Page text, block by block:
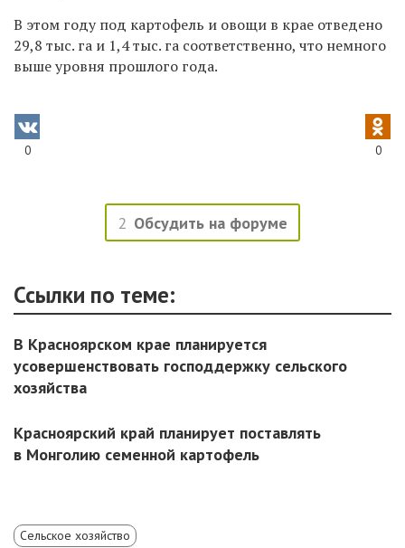
В этом году под картофель и овощи в крае отведено
29,8 тыс. га и 1,4 тыс. га соответственно, что немного
выше уровня прошлого года.
0 0
2 Обсудить на форуме
Ссылки по теме:
В Красноярском крае планируется
усовершенствовать господдержку сельского
хозяйства
Красноярский край планирует поставлять
в Монголию семенной картофель
Сельское хозяйство